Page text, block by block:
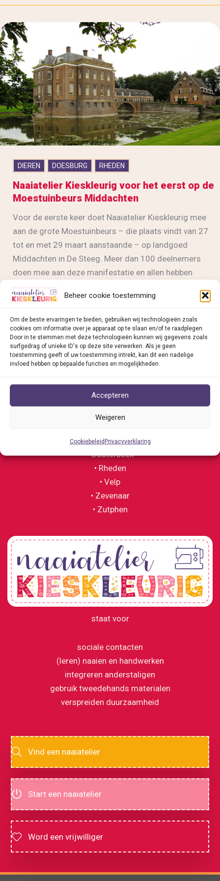
Beheer cookie toestemming
Om de beste ervaringen te bieden, gebruiken wij technologieën zoals
cookies om informatie over je apparaat op te slaan en/of te raadplegen.
Door in te stemmen met deze technologieën kunnen wij gegevens zoals
surfgedrag of unieke ID's op deze site verwerken. Als je geen
toestemming geeft of uw toestemming intrekt, kan dit een nadelige
invloed hebben op bepaalde functies en mogelijkheden.
Accepteren
Weigeren
CookiebeleidPrivacyverklaring
DIEREN DOESBURG RHEDEN
Naaiatelier Kieskleurig voor het eerst op de
Moestuinbeurs Middachten
Voor de eerste keer doet Naaiatelier Kieskleurig mee
aan de grote Moestuinbeurs – die plaats vindt van 27
tot en met 29 maart aanstaande – op landgoed
Middachten in De Steeg. Meer dan 100 deelnemers
doen mee aan deze manifestatie en allen hebben
duurzaamheid hoog in het vaandel staan.
Kieskleurig
voor
het
eerst
Moestuinbeurs
Naaiatelier Kieskleurig vind je in:
• Deventer
• Dieren
• Doesburg
• Duiven
• Oosterbeek
• Rheden
• Velp
• Zevenaar
• Zutphen
staat voor
sociale contacten
(leren) naaien en handwerken
integreren anderstaligen
gebruik tweedehands materialen
verspreiden duurzaamheid
Vind een naaiatelier
Start een naaiatelier
Word een vrijwilliger